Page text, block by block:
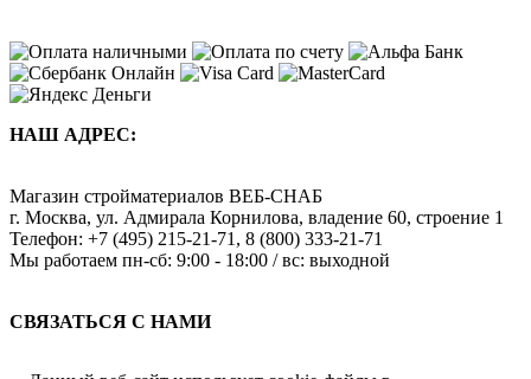
НАШ АДРЕС:
Магазин стройматериалов ВЕБ-СНАБ
г. Москва, ул. Адмирала Корнилова, владение 60, строение 1
Телефон: +7 (495) 215-21-71 , 8 (800) 333-21-71
Мы работаем пн-сб: 9:00 - 18:00 / вс: выходной
СВЯЗАТЬСЯ С НАМИ